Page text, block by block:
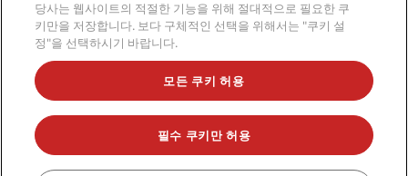
인기 만점의 특가 상품을 놓치지 마세요.
© 2026 Radisson Hotel Group.
All rights reserved. RHG Radisson Hotel
Group, Radisson, Radisson RED, Radisson Blu, Radisson Collection,
Radisson Individuals, Park Plaza, Park Inn, Country Inn & Suites, Prize by
당사는 웹사이트의 적절한 기능을 위해 절대적으로 필요한 쿠
키만을 저장합니다. 보다 구체적인 선택을 위해서는 "쿠키 설
정"을 선택하시기 바랍니다.
모든 쿠키 허용
필수 쿠키만 허용